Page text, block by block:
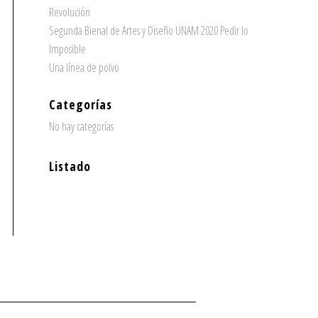
Revolución
Segunda Bienal de Artes y Diseño UNAM 2020 Pedir lo
Imposible
Una línea de polvo
Categorías
No hay categorías
Listado